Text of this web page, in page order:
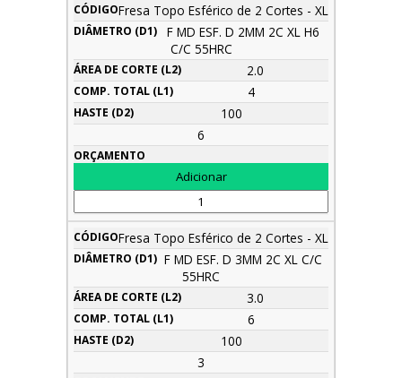
Fresa Topo Esférico de 2 Cortes - XL
F MD ESF. D 2MM 2C XL H6
C/C 55HRC
2.0
4
100
6
Fresa Topo Esférico de 2 Cortes - XL
F MD ESF. D 3MM 2C XL C/C
55HRC
3.0
6
100
3